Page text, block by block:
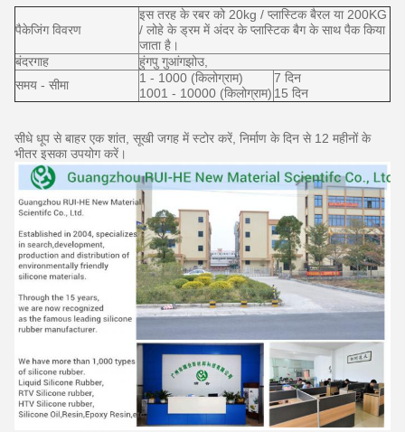
पैकेजिंग विवरण
इस तरह के रबर को 20kg / प्लास्टिक बैरल या 200KG
/ लोहे के ड्रम में अंदर के प्लास्टिक बैग के साथ पैक किया
जाता है।
बंदरगाह
हुंगपु गुआंगझोउ,
समय - सीमा
1 - 1000 (किलोग्राम)
1001 - 10000 (किलोग्राम)
7 दिन
15 दिन
सीधे धूप से बाहर एक शांत, सूखी जगह में स्टोर करें, निर्माण के दिन से 12 महीनों के
भीतर इसका उपयोग करें।